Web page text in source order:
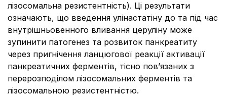
лізосомальна резистентність). Ці результати
означають, що введення улінастатіну до та під час
внутрішньовенного вливання церуліну може
зупинити патогенез та розвиток панкреатиту
через пригнічення ланцюгової реакції активації
панкреатичних ферментів, тісно пов’язаних з
перерозподілом лізосомальних ферментів та
лізосомальною резистентністю.